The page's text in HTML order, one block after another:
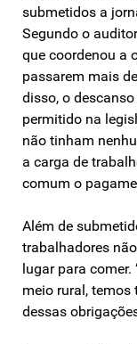
submetidos a
Segundo o
que coordenou a
passarem mais
disso, o
permitido na
não tinham
a carga de
comum o
Além de
trabalhadores
lugar para
meio rural,
dessas